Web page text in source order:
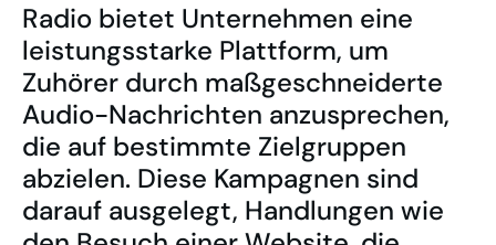
Radio bietet Unternehmen eine
leistungsstarke Plattform, um
Zuhörer durch maßgeschneiderte
Audio-Nachrichten anzusprechen,
die auf bestimmte Zielgruppen
abzielen. Diese Kampagnen sind
darauf ausgelegt, Handlungen wie